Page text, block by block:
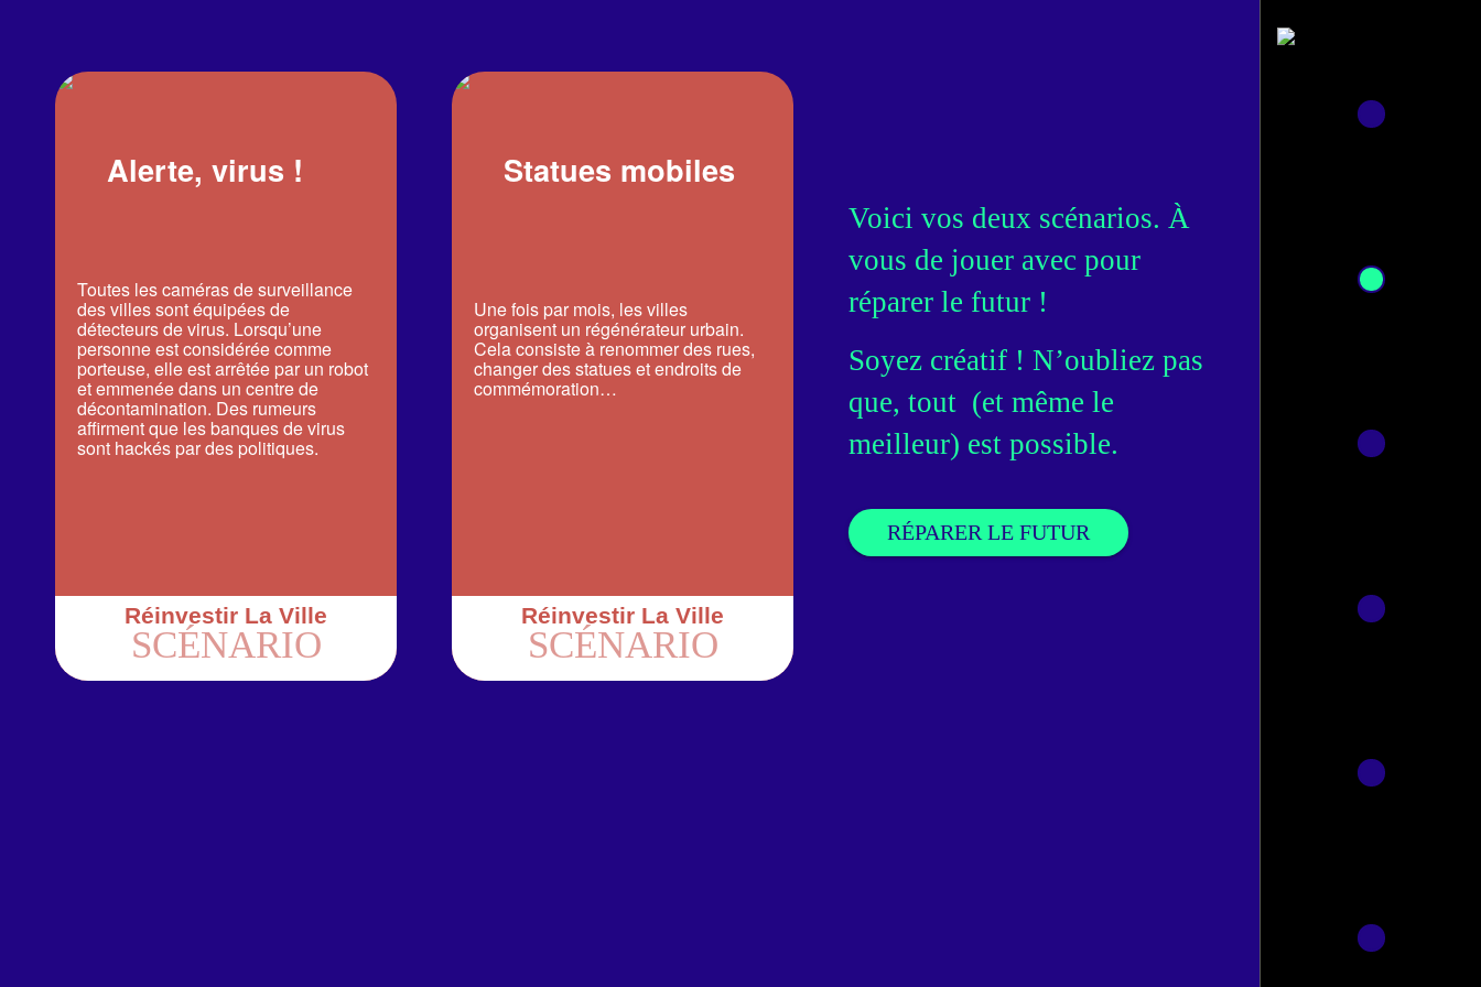
A
Alerte, virus !
Toutes les caméras de surveillance
des villes sont équipées de
détecteurs de virus. Lorsqu’une
personne est considérée comme
porteuse, elle est arrêtée par un robot
et emmenée dans un centre de
décontamination. Des rumeurs
affirment que les banques de virus
sont hackés par des politiques.
Réinvestir La Ville
SCÉNARIO
S
Statues mobiles
Une fois par mois, les villes
organisent un régénérateur urbain.
Cela consiste à renommer des rues,
changer des statues et endroits de
commémoration…
Réinvestir La Ville
SCÉNARIO
Voici vos deux scénarios. À
vous de jouer avec pour
réparer le futur !
Soyez créatif ! N’oubliez pas
que, tout  (et même le
meilleur) est possible.
RÉPARER LE FUTUR